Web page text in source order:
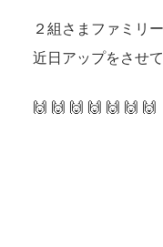
２組さまファミリ
近日アップをさせ
🙌 🙌 🙌 🙌 🙌 🙌 🙌